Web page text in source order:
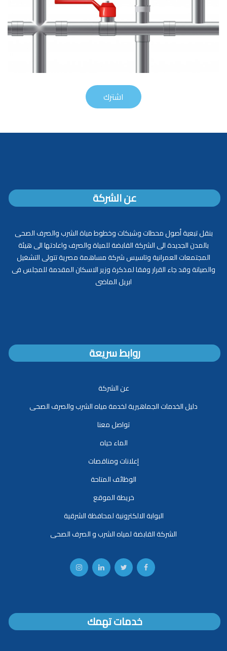
اشترك
عن الشركة
بنقل تبعية أصول محطات وشبكات وخطوط مياة الشرب والصرف الصحى
بالمدن الجديدة الى الشركة القابضة للمياة والصرف واعادتها الى هيئة
المجتمعات العمرانية وتاسيس شركة مساهمة مصرية تتولى التشغيل
والصيانة وقد جاء القرار وفقا لمذكرة وزير الاسكان المقدمة للمجلس فى
ابريل الماضى
روابط سريعة
عن الشركة
دليل الخدمات الجماهيرية لخدمة مياه الشرب والصرف الصحى
تواصل معنا
الماء حياه
إعلانات ومناقصات
الوظائف المتاحة
خريطة الموقع
البوابة الالكترونية لمحافظة الشرقية
الشركة القابضة لمياه الشرب و الصرف الصحى
خدمات تهمك